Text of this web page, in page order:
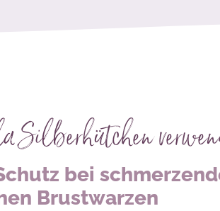
Silberhütchen
bei
Brustwarzen